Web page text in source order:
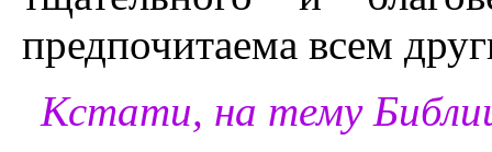
предпочитаема всем
Кстати, на тему